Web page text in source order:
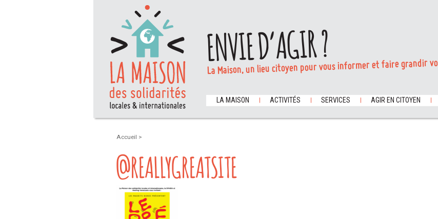
ENVIE D’AGIR ?
La Maison, un lieu citoyen pour vous informer et faire grandir
LA MAISON ACTIVITÉS SERVICES AGIR EN CITOYEN
Accueil >
@REALLYGREATSITE